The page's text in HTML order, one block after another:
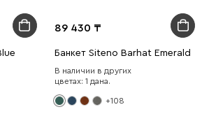
89 430
Банкет Siteno Barhat Emerald
В наличии в других
цветах: 1 дана.
+108